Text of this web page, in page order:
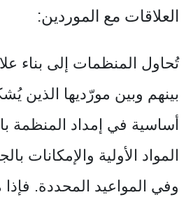
العلاقات مع الموردين:
تُحاول المنظمات إلى بناء
بينهم وبين مورّديها الذين
أساسية في إمداد المنظمة
المواد الأولية والإمكانات
وفي المواعيد المحددة.